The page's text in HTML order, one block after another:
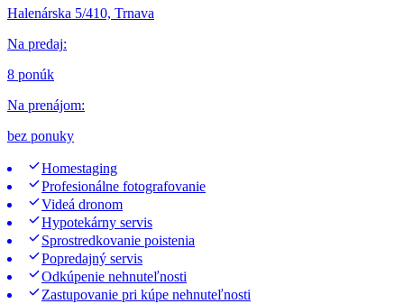
Halenárska 5/410, Trnava
Na predaj:
8 ponúk
Na prenájom:
bez ponuky
Homestaging
Profesionálne fotografovanie
Videá dronom
Hypotekárny servis
Sprostredkovanie poistenia
Popredajný servis
Odkúpenie nehnuteľnosti
Zastupovanie pri kúpe nehnuteľnosti